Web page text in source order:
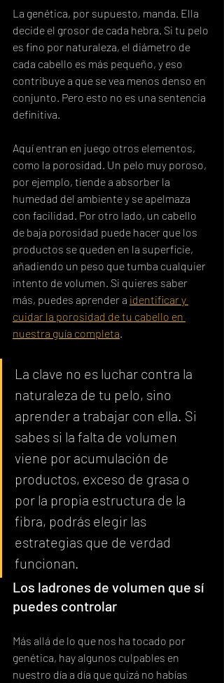
La genética, por supuesto, manda. Ella
decide el grosor de cada hebra. Si tu pelo
es fino por naturaleza, el diámetro de
cada cabello es más pequeño, y eso
contribuye a que se vea menos denso en
conjunto. Pero esto no es una sentencia
definitiva.
Aquí entran en juego otros elementos,
como la porosidad. Un pelo muy poroso,
por ejemplo, tiende a absorber la
humedad del ambiente y se apelmaza
con facilidad. Por otro lado, un cabello
de baja porosidad puede hacer que los
productos se queden en la superficie,
añadiendo un peso que tumba cualquier
intento de volumen. Si quieres saber
más, puedes aprender a identificar y
cuidar la porosidad de tu cabello en
nuestra guía completa.
La clave no es luchar contra la
naturaleza de tu pelo, sino
aprender a trabajar con ella. Si
sabes si la falta de volumen
viene por acumulación de
productos, exceso de grasa o
por la propia estructura de la
fibra, podrás elegir las
estrategias que de verdad
funcionan.
Los ladrones de volumen que sí
puedes controlar
Más allá de lo que nos ha tocado por
genética, hay algunos culpables en
nuestro día a día que quizá no habías